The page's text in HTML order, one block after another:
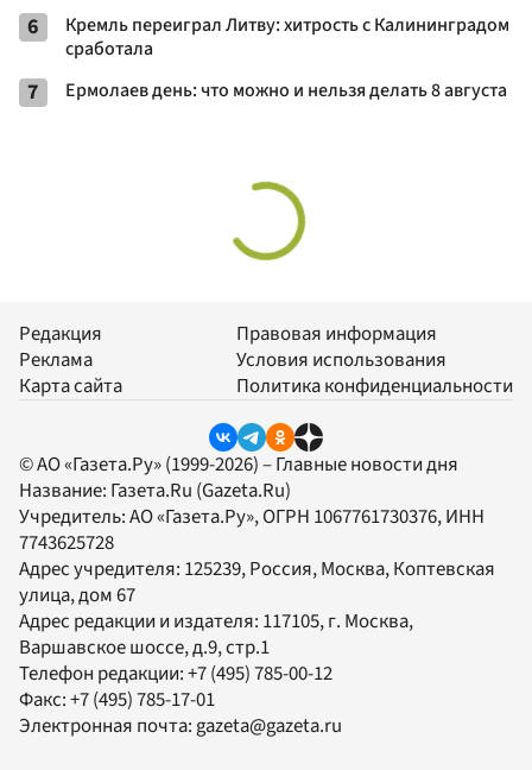
6
Кремль переиграл Литву: хитрость с Калининградом
сработала
7 Ермолаев день: что можно и нельзя делать 8 августа
Редакция
Реклама
Карта сайта
Правовая информация
Условия использования
Политика конфиденциальности
© АО «Газета.Ру» (1999-2026) – Главные новости дня
Название: Газета.Ru (Gazeta.Ru)
Учредитель:АО «Газета.Ру», ОГРН 1067761730376, ИНН
7743625728
Адрес учредителя: 125239, Россия, Москва, Коптевская
улица, дом 67
Адрес редакции и издателя: 117105, г. Москва,
Варшавское шоссе, д.9, стр.1
Телефон редакции:+7 (495) 785-00-12
Факс:+7 (495) 785-17-01
Электронная почта:gazeta@gazeta.ru